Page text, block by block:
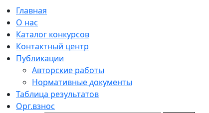
Главная
О нас
Каталог конкурсов
Контактный центр
Публикации
Авторские работы
Нормативные документы
Таблица результатов
Орг.взнос